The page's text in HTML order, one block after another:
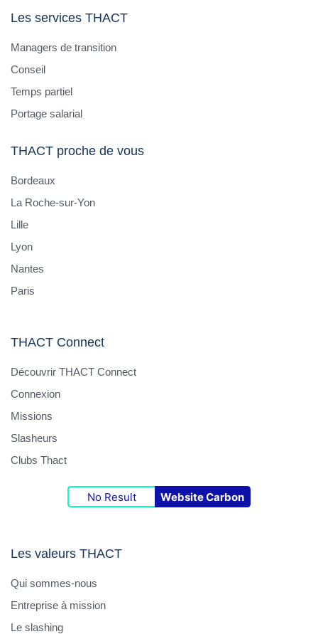
Les services THACT
Managers de transition
Conseil
Temps partiel
Portage salarial
THACT proche de vous
Bordeaux
La Roche-sur-Yon
Lille
Lyon
Nantes
Paris
THACT Connect
Découvrir THACT Connect
Connexion
Missions
Slasheurs
Clubs Thact
No Result Website Carbon
Les valeurs THACT
Qui sommes-nous
Entreprise à mission
Le slashing